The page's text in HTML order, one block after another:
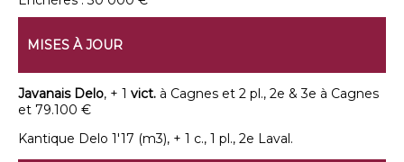
MISES À JOUR
Javanais Delo, + 1 vict. à Cagnes et 2 pl., 2e & 3e à Cagnes
et 79.100 €
Kantique Delo 1'17 (m3), + 1 c., 1 pl., 2e Laval.